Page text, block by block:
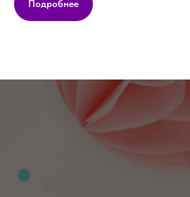
Подробнее